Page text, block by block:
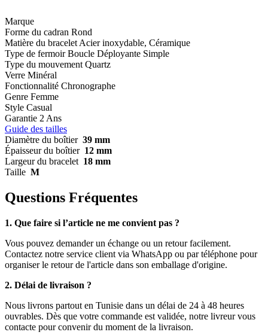
Marque
Forme du cadran Rond
Matière du bracelet Acier inoxydable, Céramique
Type de fermoir Boucle Déployante Simple
Type du mouvement Quartz
Verre Minéral
Fonctionnalité Chronographe
Genre Femme
Style Casual
Garantie 2 Ans
Guide des tailles
Diamètre du boîtier 39 mm
Épaisseur du boîtier 12 mm
Largeur du bracelet 18 mm
Taille M
Questions Fréquentes
1. Que faire si l’article ne me convient pas ?
Vous pouvez demander un échange ou un retour facilement.
Contactez notre service client via WhatsApp ou par téléphone pour
organiser le retour de l'article dans son emballage d'origine.
2. Délai de livraison ?
Nous livrons partout en Tunisie dans un délai de 24 à 48 heures
ouvrables. Dès que votre commande est validée, notre livreur vous
contacte pour convenir du moment de la livraison.